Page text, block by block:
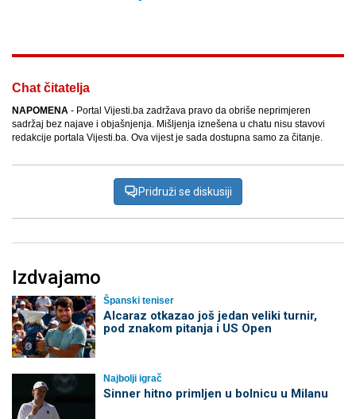
Chat čitatelja
NAPOMENA - Portal Vijesti.ba zadržava pravo da obriše neprimjeren
sadržaj bez najave i objašnjenja. Mišljenja iznešena u chatu nisu stavovi
redakcije portala Vijesti.ba. Ova vijest je sada dostupna samo za čitanje.
Pridruži se diskusiji
Izdvajamo
Španski teniser
Alcaraz otkazao još jedan veliki turnir,
pod znakom pitanja i US Open
Najbolji igrač
Sinner hitno primljen u bolnicu u Milanu